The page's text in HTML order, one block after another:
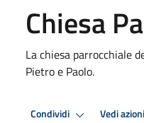
Chiesa
La chiesa parrocchiale
Pietro e Paolo.
Condividi Vedi azioni